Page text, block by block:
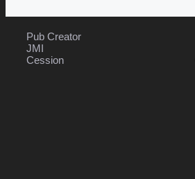
Pub Creator
JMI
Cession